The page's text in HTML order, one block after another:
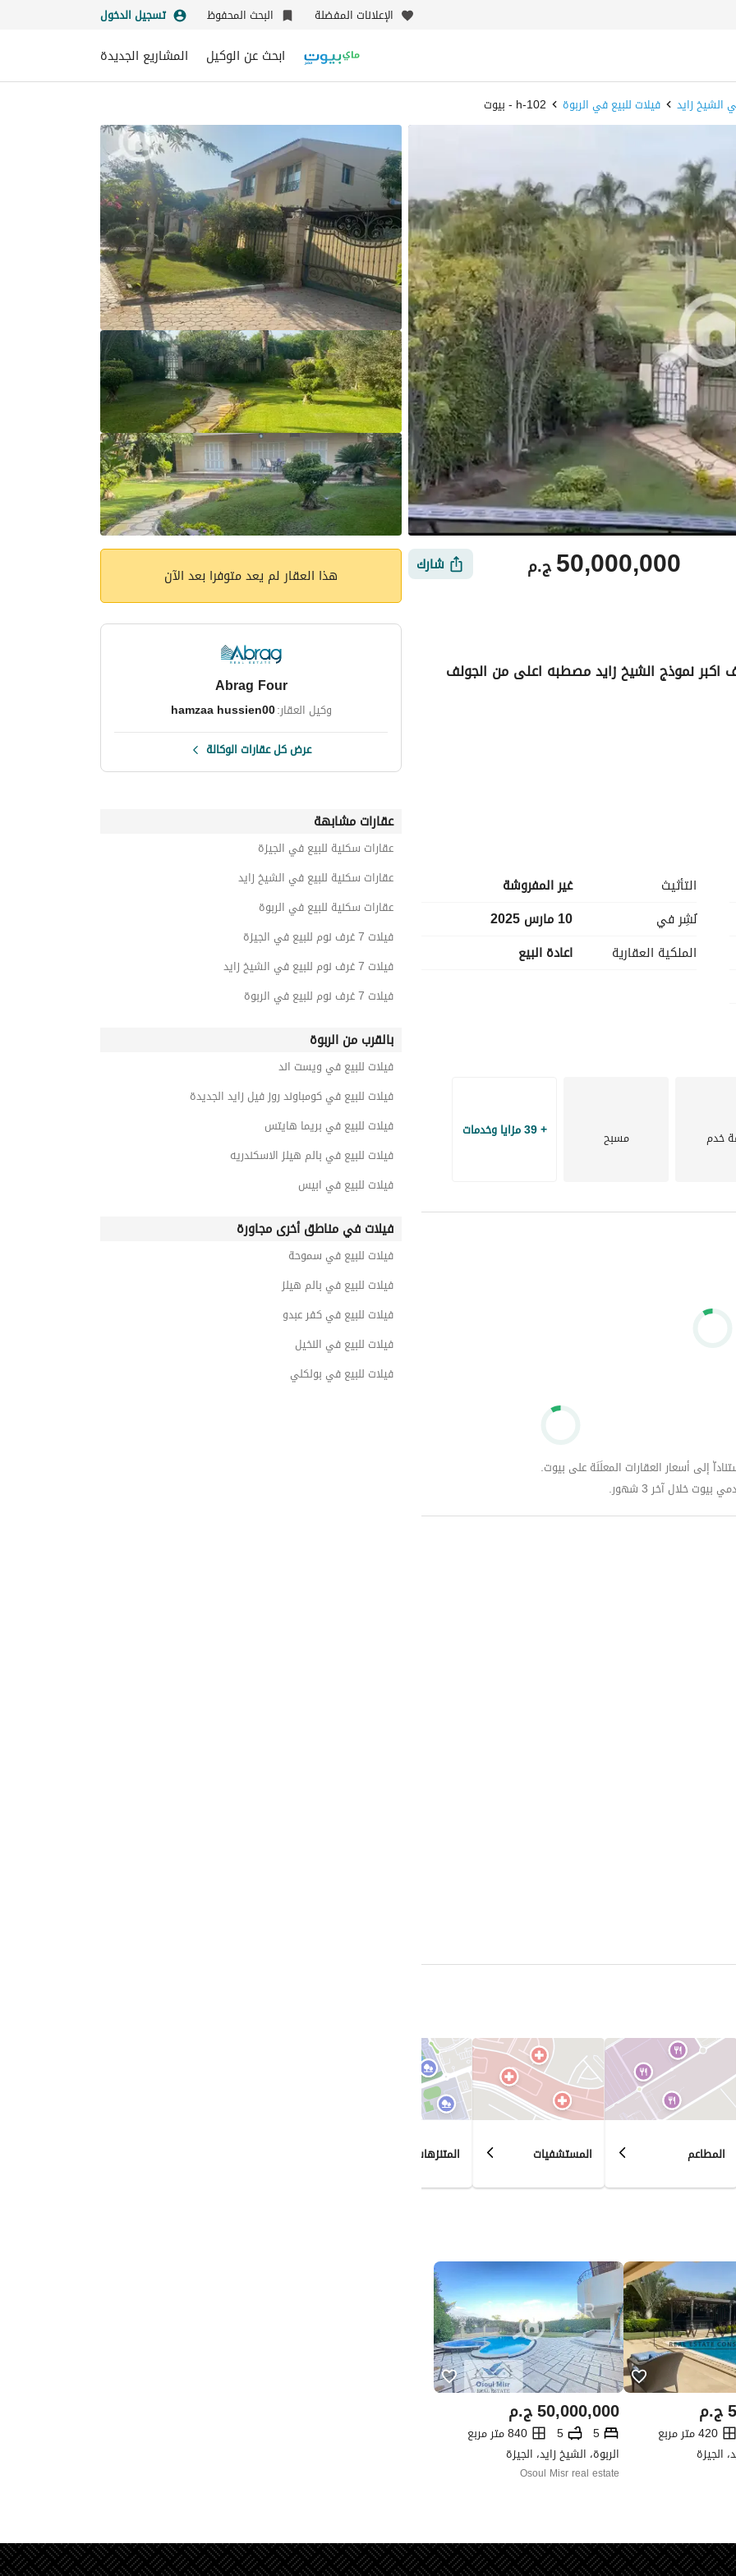
الإعلانات المفضلة البحث المحفوظ تسجيل الدخول
ابحث عن الوكيل المشاريع الجديدة
الشيخ زايد فيلات للبيع في الربوة h-102 - بيوت
ج.م50,000,000 شارك
الموقع والأماكن القريبة
اكبر نموذج الشيخ زايد مصطبه اعلى من الجولف
التأثيث
غير المفروشة
نُشِر في
10 مارس 2025
الملكية العقارية
اعادة البيع
خدم مسبح + 39 مزايا وخدمات
إلى أسعار العقارات المعلَنَة على بيوت.
خلال آخر 3 شهور.
المطاعم المستشفيات المتنزهات
ج.م
420 متر مربع
الجيزة
ج.م50,000,000
5
5
840 متر مربع
الربوة، الشيخ زايد، الجيزة
Osoul Misr real estate
هذا العقار لم يعد متوفرا بعد الآن
Abrag Four
وكيل العقار:hamzaa hussien00
عرض كل عقارات الوكالة
عقارات مشابهة
عقارات سكنية للبيع في الجيزة
عقارات سكنية للبيع في الشيخ زايد
عقارات سكنية للبيع في الربوة
فيلات 7 غرف نوم للبيع في الجيزة
فيلات 7 غرف نوم للبيع في الشيخ زايد
فيلات 7 غرف نوم للبيع في الربوة
بالقرب من الربوة
فيلات للبيع في ويست اند
فيلات للبيع في كومباوند روز فيل زايد الجديدة
فيلات للبيع في بريما هايتس
فيلات للبيع في بالم هيلز الاسكندريه
فيلات للبيع في ابيس
فيلات في مناطق أخرى مجاورة
فيلات للبيع في سموحة
فيلات للبيع في بالم هيلز
فيلات للبيع في كفر عبدو
فيلات للبيع في النخيل
فيلات للبيع في بولكلي